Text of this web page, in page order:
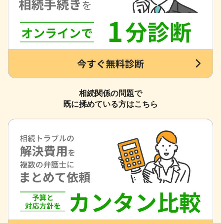
相続関係の問題で
既に揉めている方はこちら